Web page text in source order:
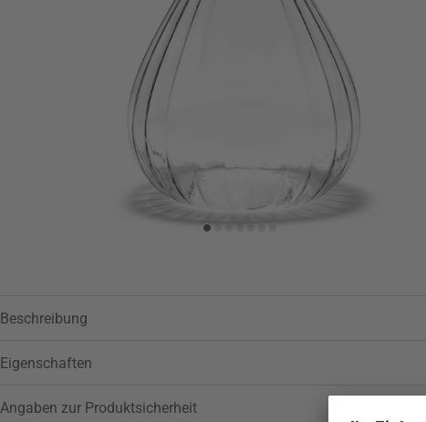
Beschreibung
Eigenschaften
Angaben zur Produktsicherheit